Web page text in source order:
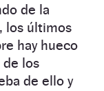
de la
los últimos
hay hueco
de los
de ello y